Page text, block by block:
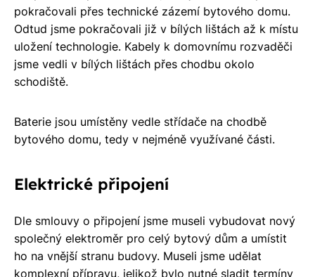
pokračovali přes technické zázemí bytového domu.
Odtud jsme pokračovali již v bílých lištách až k místu
uložení technologie. Kabely k domovnímu rozvaděči
jsme vedli v bílých lištách přes chodbu okolo
schodiště.
Baterie jsou umístěny vedle střídače na chodbě
bytového domu, tedy v nejméně využívané části.
Elektrické připojení
Dle smlouvy o připojení jsme museli vybudovat nový
společný elektroměr pro celý bytový dům a umístit
ho na vnější stranu budovy. Museli jsme udělat
komplexní přípravu, jelikož bylo nutné sladit termíny